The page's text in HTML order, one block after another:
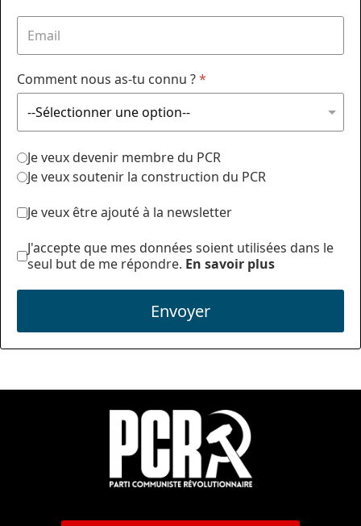
Comment nous as-tu connu ?*
Je veux devenir membre du PCR
Je veux soutenir la construction du PCR
Je veux être ajouté à la newsletter
J'accepte que mes données soient utilisées dans le
seul but de me répondre. En savoir plus
Envoyer